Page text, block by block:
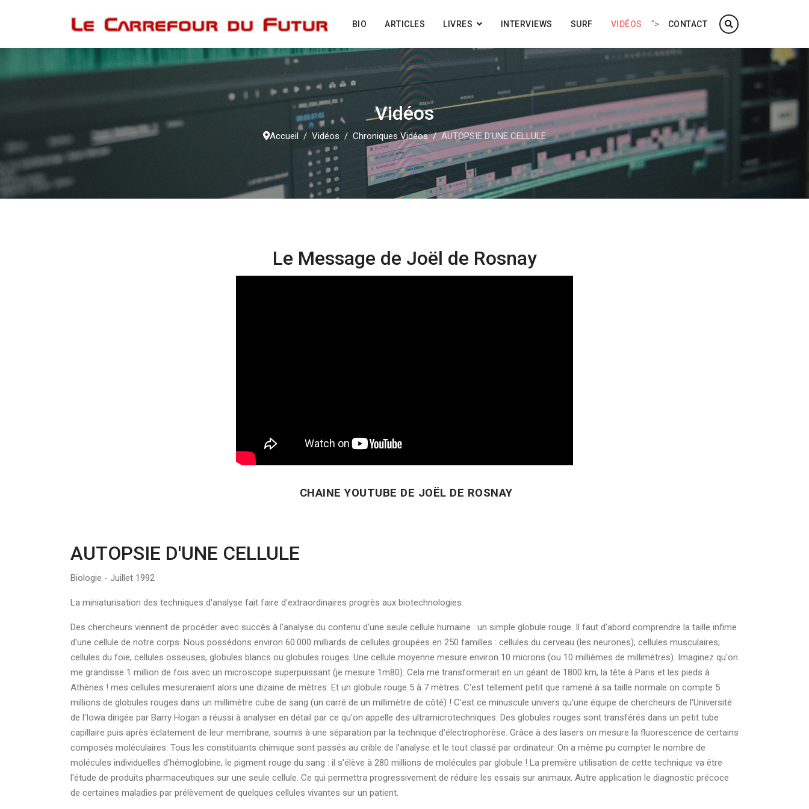
BIO ARTICLES LIVRES INTERVIEWS SURF VIDÉOS "> CONTACT
Vidéos
Accueil Vidéos Chroniques Vidéos AUTOPSIE D'UNE CELLULE
Le Message de Joël de Rosnay
CHAINE YOUTUBE DE JOËL DE ROSNAY
AUTOPSIE D'UNE CELLULE
Biologie - Juillet 1992
La miniaturisation des techniques d'analyse fait faire d'extraordinaires progrès aux biotechnologies.
Des chercheurs viennent de procéder avec succès à l'analyse du contenu d'une seule cellule humaine : un simple globule rouge. Il faut d'abord comprendre la taille infime
d'une cellule de notre corps. Nous possédons environ 60.000 milliards de cellules groupées en 250 familles : cellules du cerveau (les neurones), cellules musculaires,
cellules du foie, cellules osseuses, globules blancs ou globules rouges. Une cellule moyenne mesure environ 10 microns (ou 10 millièmes de millimètres). Imaginez qu'on
me grandisse 1 million de fois avec un microscope superpuissant (je mesure 1m80). Cela me transformerait en un géant de 1800 km, la tête à Paris et les pieds à
Athènes ! mes cellules mesureraient alors une dizaine de mètres. Et un globule rouge 5 à 7 mètres. C'est tellement petit que ramené à sa taille normale on compte 5
millions de globules rouges dans un millimètre cube de sang (un carré de un millimètre de côté) ! C'est ce minuscule univers qu'une équipe de chercheurs de l'Université
de l'Iowa dirigée par Barry Hogan a réussi à analyser en détail par ce qu'on appelle des ultramicrotechniques. Des globules rouges sont transférés dans un petit tube
capillaire puis après éclatement de leur membrane, soumis à une séparation par la technique d'électrophorèse. Grâce à des lasers on mesure la fluorescence de certains
composés moléculaires. Tous les constituants chimique sont passés au crible de l'analyse et le tout classé par ordinateur. On a même pu compter le nombre de
molécules individuelles d'hémoglobine, le pigment rouge du sang : il s'élève à 280 millions de molécules par globule ! La première utilisation de cette technique va être
l'étude de produits pharmaceutiques sur une seule cellule. Ce qui permettra progressivement de réduire les essais sur animaux. Autre application le diagnostic précoce
de certaines maladies par prélèvement de quelques cellules vivantes sur un patient.